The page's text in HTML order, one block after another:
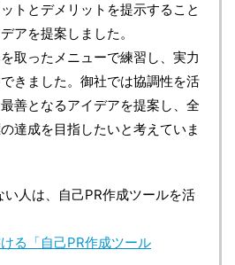
トとデメリットを提示すること
アを提案しました。
取ったメニューで練習し、実力
きました。御社では協調性を活
善となるアイデアを提案し、全
達成を目指したいと考えていま
い人は、自己PR作成ツールを活
る「自己PR作成ツール